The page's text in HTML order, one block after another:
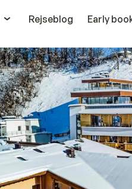
Rejseblog Early